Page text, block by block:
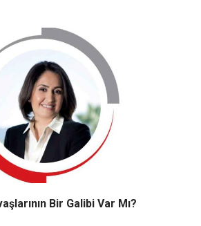
Bir Galibi Var Mı?